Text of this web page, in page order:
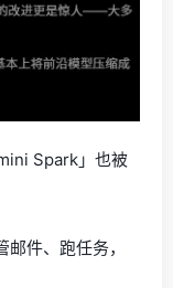
Spark」也被
件、跑任务，